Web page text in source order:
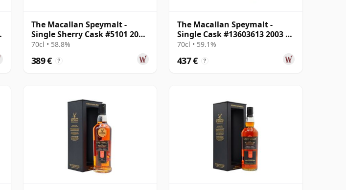
The Macallan Speymalt -
Single Sherry Cask #5101 2001
23 años
70cl • 58.8%
389 € ?
The Macallan Speymalt -
Single Cask #13603613 2003 20
años
70cl • 59.1%
437 € ?